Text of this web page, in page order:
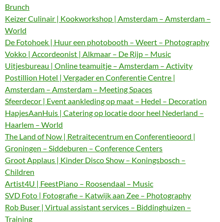
Brunch
Keizer Culinair | Kookworkshop | Amsterdam – Amsterdam –
World
De Fotohoek | Huur een photobooth – Weert – Photography
Vokko | Accordeonist | Alkmaar – De Rijp – Music
Uitjesbureau | Online teamuitje – Amsterdam – Activity
Postillion Hotel | Vergader en Conferentie Centre |
Amsterdam – Amsterdam – Meeting Spaces
Sfeerdecor | Event aankleding op maat – Hedel – Decoration
HapjesAanHuis | Catering op locatie door heel Nederland –
Haarlem – World
The Land of Now | Retraitecentrum en Conferentieoord |
Groningen – Siddeburen – Conference Centers
Groot Applaus | Kinder Disco Show – Koningsbosch –
Children
Artist4U | FeestPiano – Roosendaal – Music
SVD Foto | Fotografie – Katwijk aan Zee – Photography
Rob Buser | Virtual assistant services – Biddinghuizen –
Training